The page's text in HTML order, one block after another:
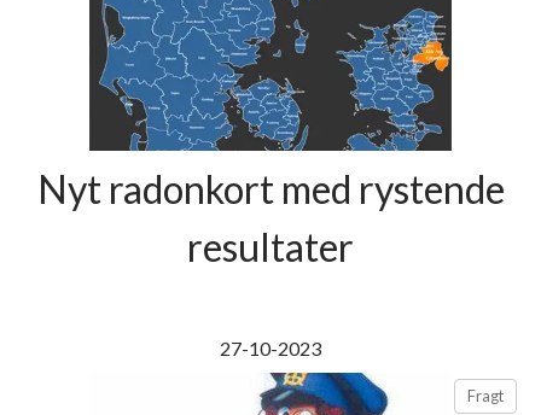
Nyt radonkort med rystende
resultater
27-10-2023
Fragt